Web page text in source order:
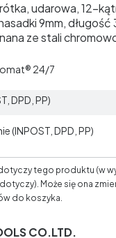
udarowa, 12-
9mm, długość
ze stali
24/7
DPD, PP)
(INPOST, DPD, PP)
tego produktu (w
Może się ona
do koszyka.
CO.LTD.